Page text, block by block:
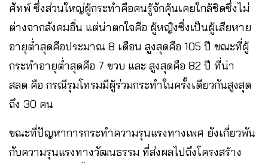
ศัทพ์ ซึ่งส่วนใหญ่ผู้กระทำคือคนรู้จักคุ้นเคยใกล้ชิดซึ่งไม่
ต่างจากสังคมอื่น แต่น่าตกใจคือ ผู้หญิงซึ่งเป็นผู้เสียหาย
อายุต่ำสุดคือประมาณ 8 เดือน สูงสุดคือ 105 ปี ขณะที่ผู้
กระทำอายุต่ำสุดคือ 7 ขวบ และ สูงสุดคือ 82 ปี ที่น่า
สลด คือ กรณีรุมโทรมมีผู้ร่วมกระทำในครั้งเดียวกันสูงสุด
ถึง 30 คน
ขณะที่ปัญหาการกระทำความรุนแรงทางเพศ ยังเกี่ยวพัน
กับความรุนแรงทางวัฒนธรรม ที่ส่งผลไปถึงโครงสร้าง